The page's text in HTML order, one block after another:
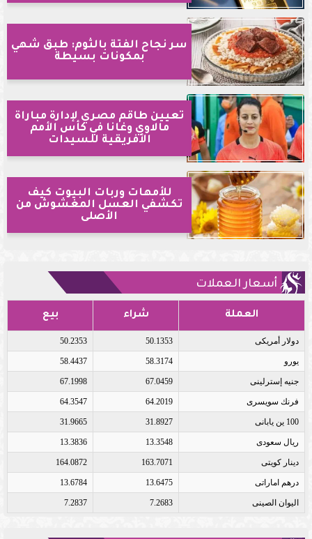
سر نجاح الفتة بالثوم: طبق شهي
بمكونات بسيطة
تعيين طاقم مصري لإدارة مباراة
مالاوي وغانا في كأس الأمم
الأفريقية للسيدات
للأمهات وربات البيوت كيف
تكشفي العسل المغشوش من
الأصلى
أسعار العملات
العملة شراء بيع
دولار أمريكى 50.1353
50.2353
يورو 58.3174
58.4437
جنيه إسترلينى 67.0459
67.1998
فرنك سويسرى 64.2019
64.3547
100 ين يابانى 31.8927
31.9665
ريال سعودى 13.3548
13.3836
دينار كويتى 163.7071
164.0872
درهم اماراتى 13.6475
13.6784
اليوان الصينى 7.2683
7.2837